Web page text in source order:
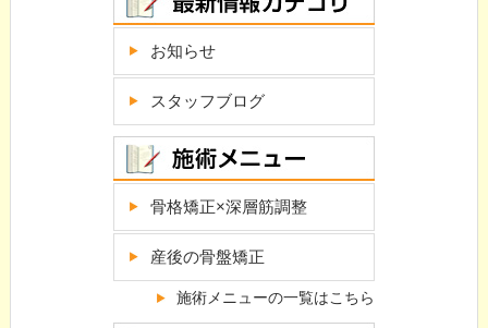
お知らせ
スタッフブログ
骨格矯正×深層筋調整
産後の骨盤矯正
施術メニューの一覧はこちら